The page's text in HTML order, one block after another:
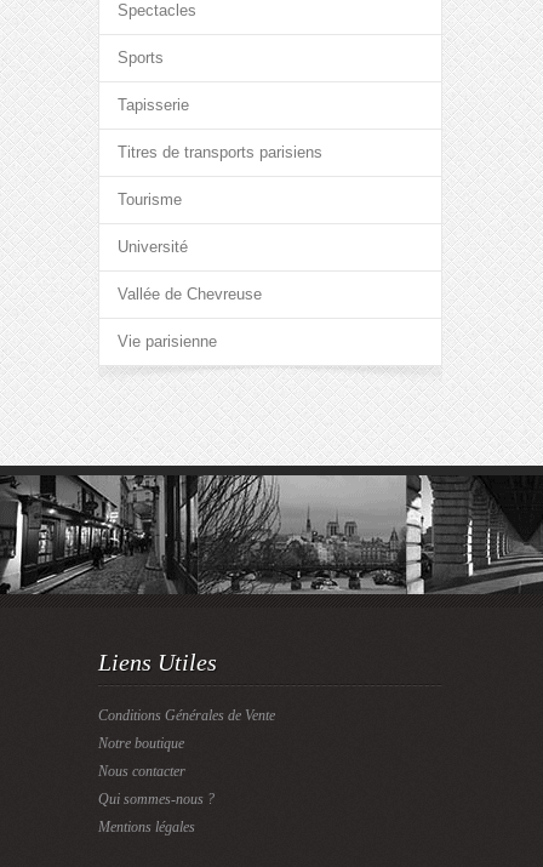
Spectacles
Sports
Tapisserie
Titres de transports parisiens
Tourisme
Université
Vallée de Chevreuse
Vie parisienne
Liens Utiles
Conditions Générales de Vente
Notre boutique
Nous contacter
Qui sommes-nous ?
Mentions légales